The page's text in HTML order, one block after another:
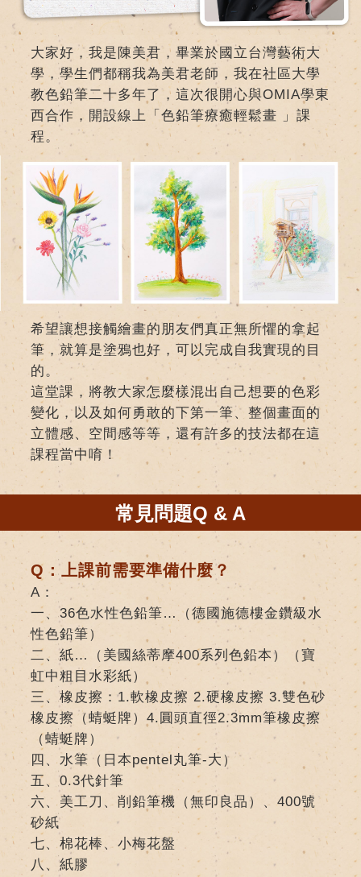
大家好，我是陳美君，畢業於國立台灣藝術大
學，學生們都稱我為美君老師，我在社區大學
教色鉛筆二十多年了，這次很開心與OMIA學東
西合作，開設線上「色鉛筆療癒輕鬆畫 」課
程。
希望讓想接觸繪畫的朋友們真正無所懼的拿起
筆，就算是塗鴉也好，可以完成自我實現的目
的。
這堂課，將教大家怎麼樣混出自己想要的色彩
變化，以及如何勇敢的下第一筆、整個畫面的
立體感、空間感等等，還有許多的技法都在這
課程當中唷！
常見問題Q & A
Q：上課前需要準備什麼？
A：
一、36色水性色鉛筆…（德國施德樓金鑽級水
性色鉛筆）
二、紙…（美國絲蒂摩400系列色鉛本）（寶
虹中粗目水彩紙）
三、橡皮擦：1.軟橡皮擦 2.硬橡皮擦 3.雙色砂
橡皮擦（蜻蜓牌）4.圓頭直徑2.3mm筆橡皮擦
（蜻蜓牌）
四、水筆（日本pentel丸筆-大）
五、0.3代針筆
六、美工刀、削鉛筆機（無印良品）、400號
砂紙
七、棉花棒、小梅花盤
八、紙膠